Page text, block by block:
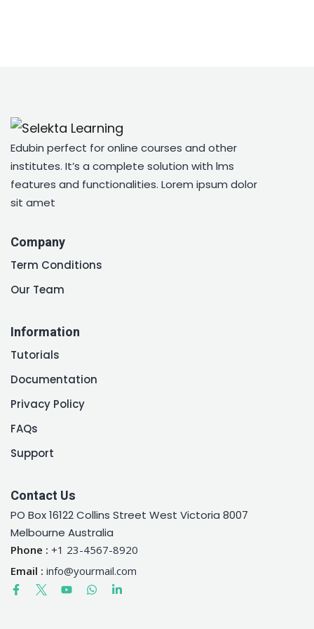
Edubin perfect for online courses and other
institutes. It’s a complete solution with lms
features and functionalities. Lorem ipsum dolor
sit amet
Company
Term Conditions
Our Team
Information
Tutorials
Documentation
Privacy Policy
FAQs
Support
Contact Us
PO Box 16122 Collins Street West Victoria 8007
Melbourne Australia
Phone : +1 23-4567-8920
Email : info@yourmail.com
Remember me